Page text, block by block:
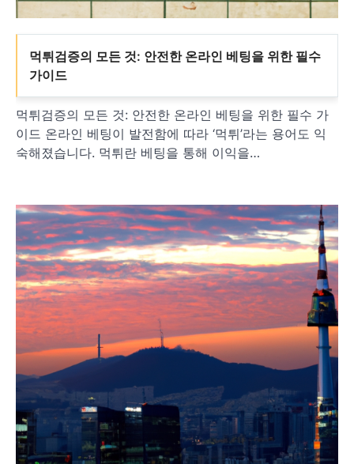
먹튀검증의 모든 것: 안전한 온라인 베팅을 위한 필수
가이드
먹튀검증의 모든 것: 안전한 온라인 베팅을 위한 필수 가
이드 온라인 베팅이 발전함에 따라 ‘먹튀’라는 용어도 익
숙해졌습니다. 먹튀란 베팅을 통해 이익을…